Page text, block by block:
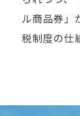
ル商品券」
税制度の仕